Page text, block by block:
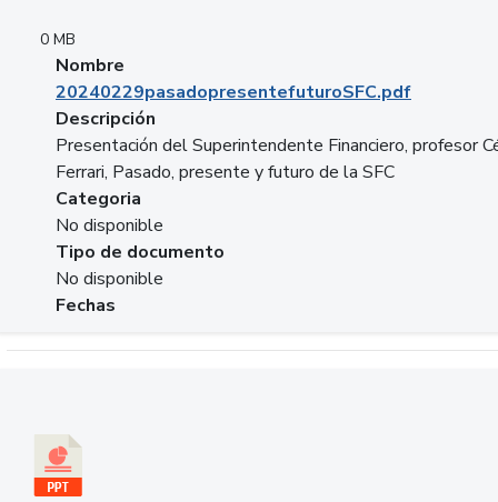
0 MB
Nombre
20240229pasadopresentefuturoSFC.pdf
Descripción
Presentación del Superintendente Financiero, profesor
Ferrari, Pasado, presente y futuro de la SFC
Categoria
No disponible
Tipo de documento
No disponible
Fechas